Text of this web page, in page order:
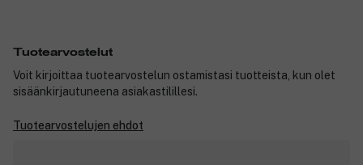
Tuotearvostelut
Voit kirjoittaa tuotearvostelun ostamistasi tuotteista, kun olet
sisäänkirjautuneena asiakastilillesi.
Tuotearvostelujen ehdot